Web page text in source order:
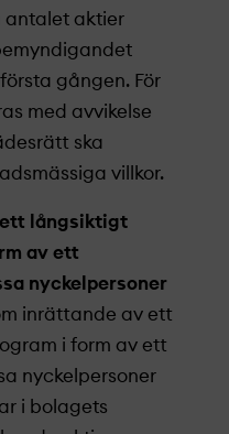
antalet aktier
gången. För
med avvikelse
ska
villkor.
ett långsiktigt
av ett
nyckelpersoner
inrättande av ett
i form av ett
nyckelpersoner
i bolagets